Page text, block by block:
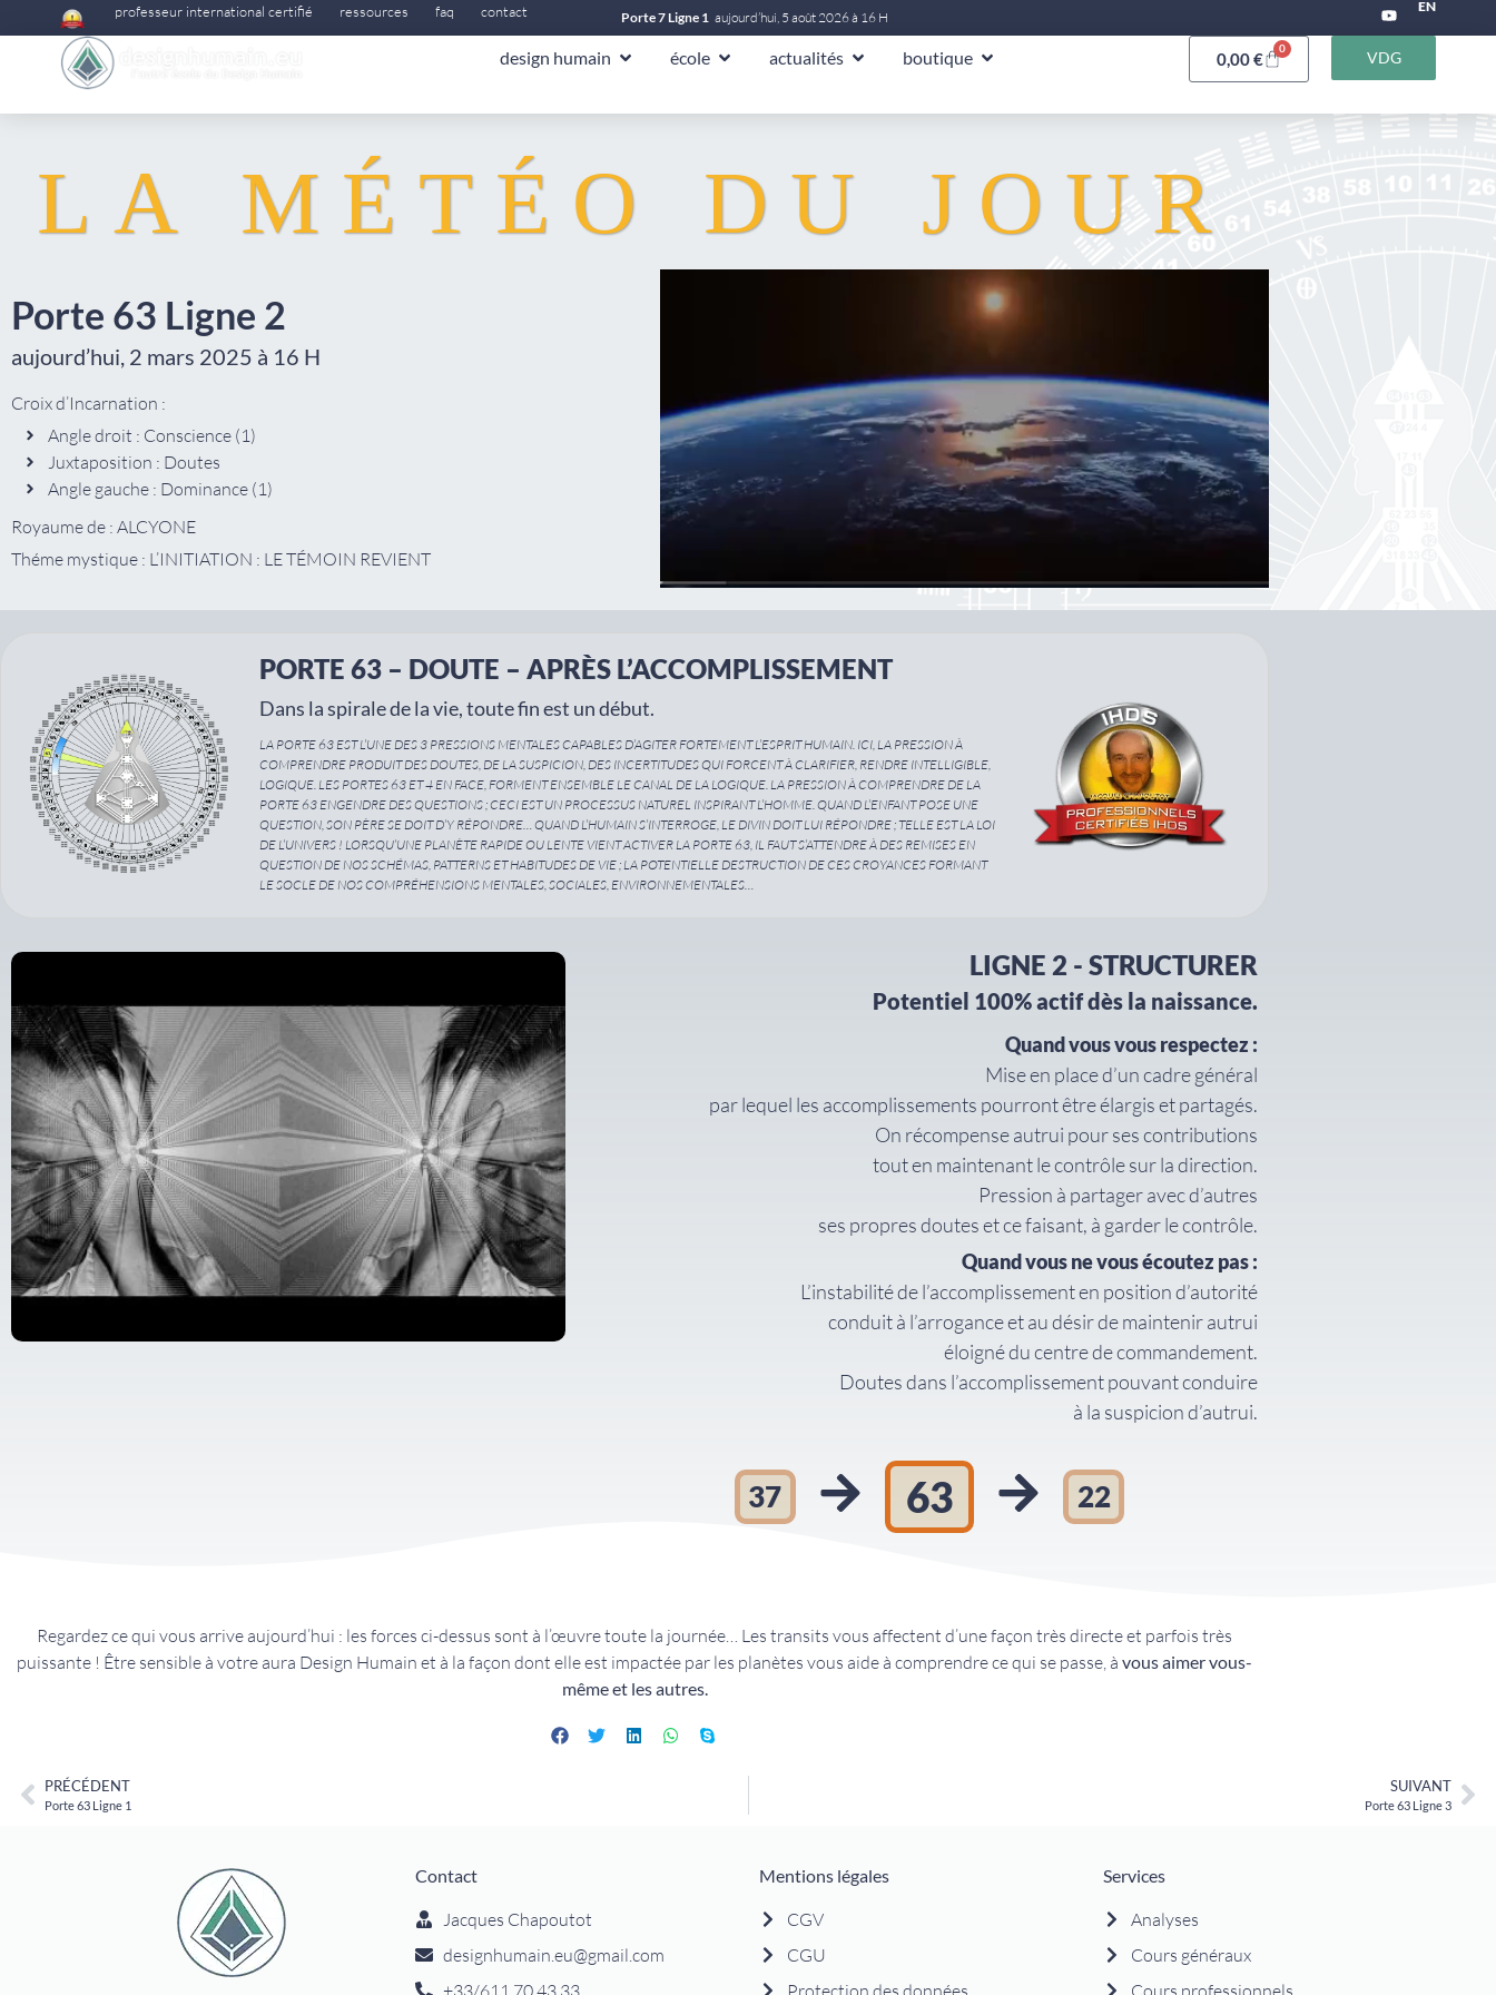
professeur international certifié ressources faq contact Porte 7 Ligne 1 aujourd’hui, 5 août 2026 à 16 H
EN
design humain école actualités boutique 0,00€
0 VDG
LA MÉTÉO DU JOUR
Porte 63 Ligne 2
aujourd’hui, 2 mars 2025 à 16 H
Croix d’Incarnation :
Angle droit : Conscience (1)
Juxtaposition : Doutes
Angle gauche : Dominance (1)
Royaume de : ALCYONE
Théme mystique : L’INITIATION : LE TÉMOIN REVIENT
PORTE 63 – DOUTE – APRÈS L’ACCOMPLISSEMENT
Dans la spirale de la vie, toute fin est un début.
LA PORTE 63 EST L’UNE DES 3 PRESSIONS MENTALES CAPABLES D’AGITER FORTEMENT L’ESPRIT HUMAIN. ICI, LA PRESSION À
COMPRENDRE PRODUIT DES DOUTES, DE LA SUSPICION, DES INCERTITUDES QUI FORCENT À CLARIFIER, RENDRE INTELLIGIBLE,
LOGIQUE. LES PORTES 63 ET 4 EN FACE, FORMENT ENSEMBLE LE CANAL DE LA LOGIQUE. LA PRESSION À COMPRENDRE DE LA
PORTE 63 ENGENDRE DES QUESTIONS ; CECI EST UN PROCESSUS NATUREL INSPIRANT L’HOMME. QUAND L’ENFANT POSE UNE
QUESTION, SON PÈRE SE DOIT D’Y RÉPONDRE… QUAND L’HUMAIN S’INTERROGE, LE DIVIN DOIT LUI RÉPONDRE ; TELLE EST LA LOI
DE L’UNIVERS ! LORSQU’UNE PLANÈTE RAPIDE OU LENTE VIENT ACTIVER LA PORTE 63, IL FAUT S’ATTENDRE À DES REMISES EN
QUESTION DE NOS SCHÉMAS, PATTERNS ET HABITUDES DE VIE ; LA POTENTIELLE DESTRUCTION DE CES CROYANCES FORMANT
LE SOCLE DE NOS COMPRÉHENSIONS MENTALES, SOCIALES, ENVIRONNEMENTALES…
LIGNE 2 - STRUCTURER
Potentiel 100% actif dès la naissance.
Quand vous vous respectez :
Mise en place d’un cadre général
par lequel les accomplissements pourront être élargis et partagés.
On récompense autrui pour ses contributions
tout en maintenant le contrôle sur la direction.
Pression à partager avec d’autres
ses propres doutes et ce faisant, à garder le contrôle.
Quand vous ne vous écoutez pas :
L’instabilité de l’accomplissement en position d’autorité
conduit à l’arrogance et au désir de maintenir autrui
éloigné du centre de commandement.
Doutes dans l’accomplissement pouvant conduire
à la suspicion d’autrui.
37 63 22
Regardez ce qui vous arrive aujourd’hui : les forces ci-dessus sont à l’œuvre toute la journée… Les transits vous affectent d’une façon très directe et parfois très
puissante ! Être sensible à votre aura Design Humain et à la façon dont elle est impactée par les planètes vous aide à comprendre ce qui se passe, à vous aimer vous-
même et les autres.
PRÉCÉDENT
Porte 63 Ligne 1
SUIVANT
Porte 63 Ligne 3
Contact
Jacques Chapoutot
designhumain.eu@gmail.com
+33/611 70 43 33
Mentions légales
CGV
CGU
Protection des données
Services
Analyses
Cours généraux
Cours professionnels